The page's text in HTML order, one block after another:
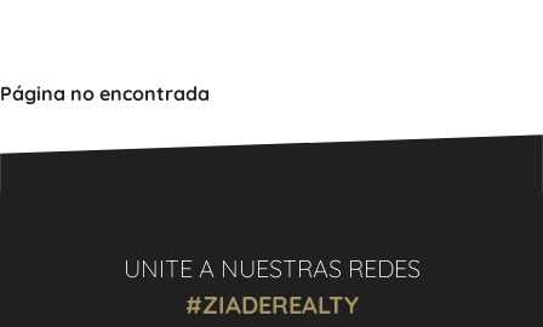
Página no encontrada
UNITE A NUESTRAS REDES
#ZIADEREALTY